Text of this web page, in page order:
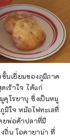
นเยี่ยมของภูมิภาค
เร้าใจ ได้แก่
โรยาบุ ซึ่งเป็นหมู
มิใจ หม้อไฟทะเลที่
ยพ่อค้าปลาที่มี
ถิ่น โอคายาม่า ที่